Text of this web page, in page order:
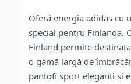
Oferă energia adidas cu
special pentru Finlanda.
Finland permite
o gamă largă de
pantofi sport eleganti și